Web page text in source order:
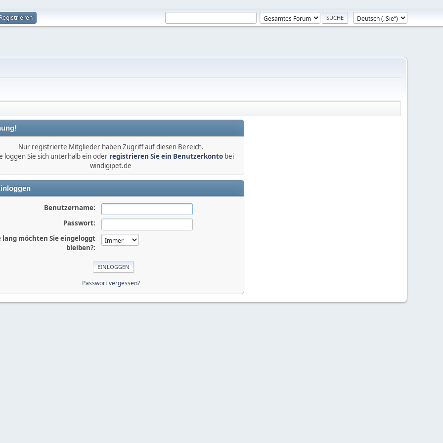
Nur registrierte Mitglieder haben Zugriff auf diesen Bereich.
loggen Sie sich unterhalb ein oder registrieren Sie ein Benutzerkontobei
windigipet.de
Benutzername:
Passwort:
lang möchten Sie eingeloggt
bleiben?:
Passwort vergessen?